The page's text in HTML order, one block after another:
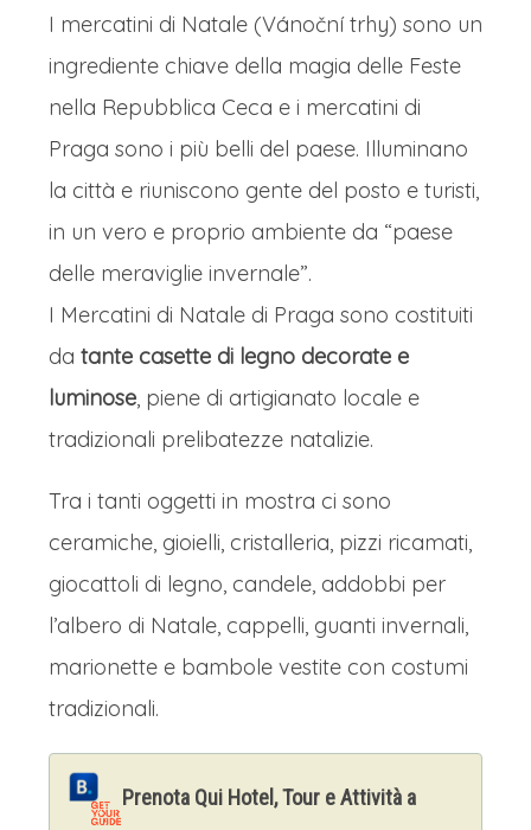
Repubblica Ceca e che è capace di
regalare uno spettacolo
indimenticabile della città (costo circa
20/25 euro).
Il fiume Moldava (Vltava in ceco) è
l'anima pulsante di Praga, il corso
d'acqua che da oltre un millennio
disegna il volto e la storia della
capitale ceca. Attraversando la città
per 31 dei suoi 430 chilometri, il fiume
separa e al contempo unisce i quartieri
iconici. Il più celebre è senza dubbio il
Ponte Carlo, un capolavoro gotico del
XIV secolo adornato da 30 statue
barocche, che unisce la Città Vecchia
(Staré Město) al Piccolo Quartiere
(Malá Strana). Percorrerlo offre viste
indimenticabili sul Castello di Praga e
sulle file di case color pastello che si
I mercatini di Natale (Vánoční trhy) sono un
ingrediente chiave della magia delle Feste
nella Repubblica Ceca e i mercatini di
Praga sono i più belli del paese. Illuminano
la città e riuniscono gente del posto e turisti,
in un vero e proprio ambiente da “paese
delle meraviglie invernale”.
I Mercatini di Natale di Praga sono costituiti
da tante casette di legno decorate e
luminose, piene di artigianato locale e
tradizionali prelibatezze natalizie.
Tra i tanti oggetti in mostra ci sono
ceramiche, gioielli, cristalleria, pizzi ricamati,
giocattoli di legno, candele, addobbi per
l’albero di Natale, cappelli, guanti invernali,
marionette e bambole vestite con costumi
tradizionali.
Prenota Qui Hotel, Tour e Attività a